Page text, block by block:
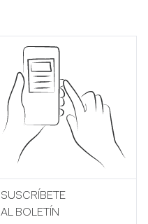
SUSCRÍBETE
AL BOLETÍN